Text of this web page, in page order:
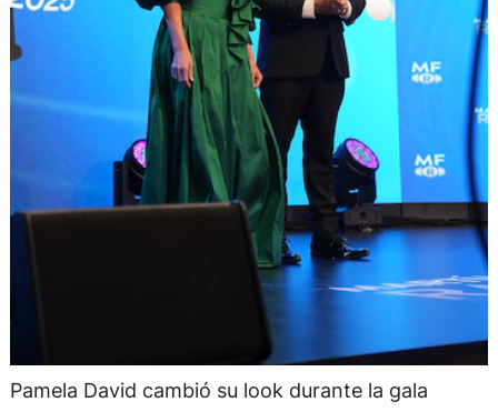
Pamela David cambió su look durante la gala